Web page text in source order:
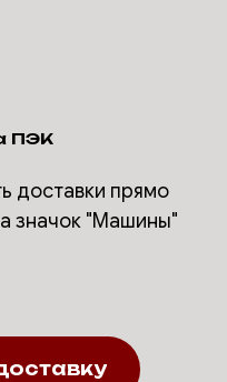
ПЭК
доставки прямо
значок "Машины"